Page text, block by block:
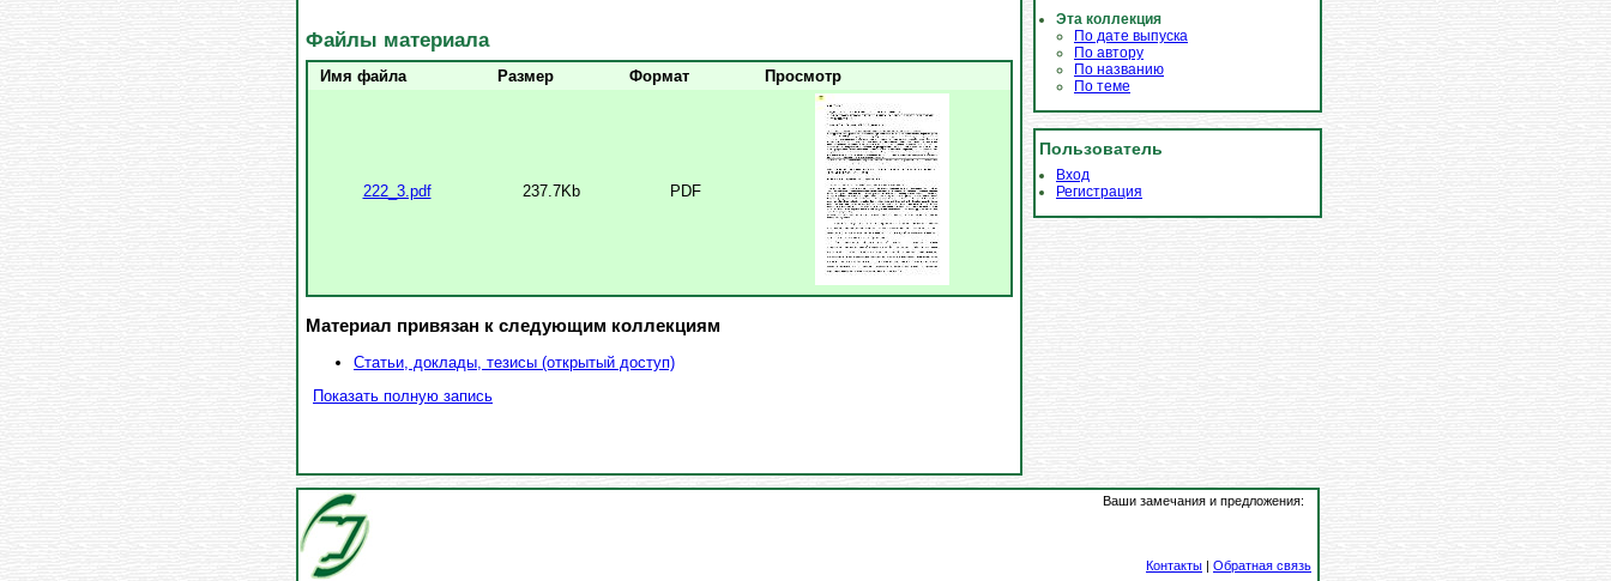
Файлы материала
Имя файла Размер Формат Просмотр
222_3.pdf 237.7Kb PDF
Материал привязан к следующим коллекциям
Статьи, доклады, тезисы (открытый доступ)
Показать полную запись
Эта коллекция
По дате выпуска
По автору
По названию
По теме
Пользователь
Вход
Регистрация
Ваши замечания и предложения:
Контакты | Обратная связь